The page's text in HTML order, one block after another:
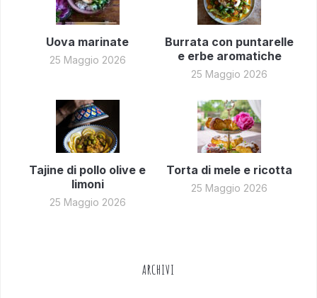
Uova marinate
25 Maggio 2026
Burrata con puntarelle
e erbe aromatiche
25 Maggio 2026
Tajine di pollo olive e
limoni
25 Maggio 2026
Torta di mele e ricotta
25 Maggio 2026
ARCHIVI